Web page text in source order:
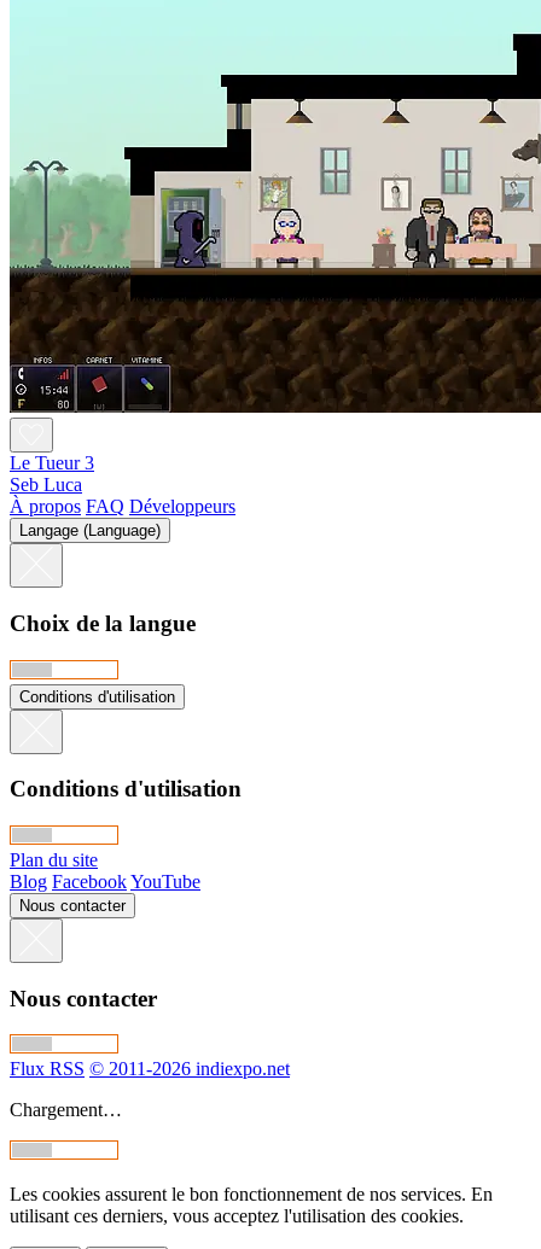
Le Tueur 3
Seb Luca
À propos FAQ Développeurs
Langage (Language)
Choix de la langue
Conditions d'utilisation
Conditions d'utilisation
Plan du site
Blog FacebookYouTube
Nous contacter
Nous contacter
Flux RSS © 2011-2026 indiexpo.net
Chargement…
Les cookies assurent le bon fonctionnement de nos services. En
utilisant ces derniers, vous acceptez l'utilisation des cookies.